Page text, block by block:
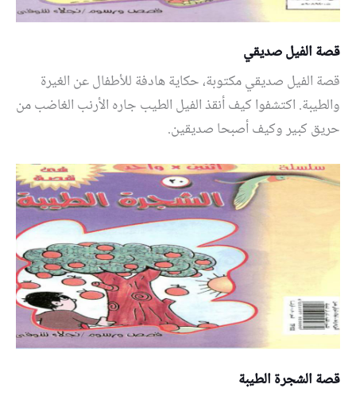
قصة الفيل صديقي
قصة الفيل صديقي مكتوبة، حكاية هادفة للأطفال عن الغيرة
والطيبة. اكتشفوا كيف أنقذ الفيل الطيب جاره الأرنب الغاضب من
حريق كبير وكيف أصبحا صديقين.
قصة الشجرة الطيبة